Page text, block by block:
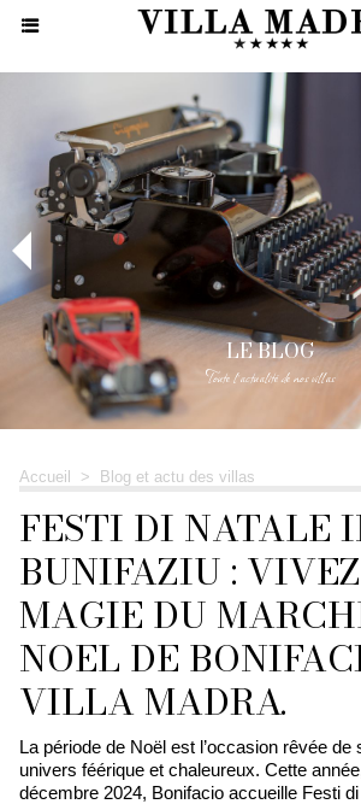
LE BLOG
Toute l'actualité de nos villas
Accueil > Blog et actu des villas
FESTI DI NATALE
BUNIFAZIU :
MAGIE DU
NOEL DE
VILLA MADRA.
La période de Noël est l’occasion rêvée de
univers féérique et chaleureux. Cette
décembre 2024, Bonifacio accueille Festi